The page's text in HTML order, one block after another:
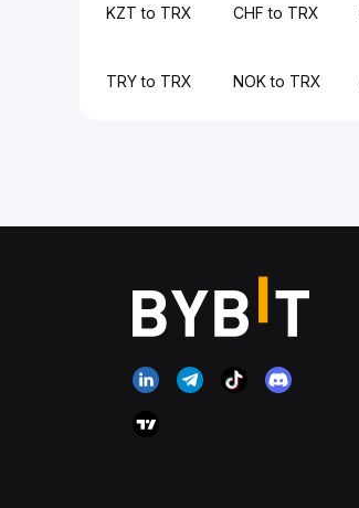
KZT to TRX CHF to TRX
TRY to TRX NOK to TRX